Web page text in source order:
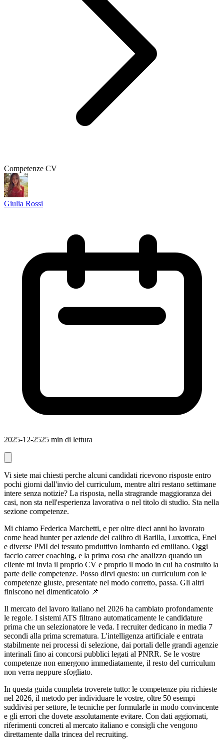
Competenze CV
Giulia Rossi
2025-12-2525 min di lettura
Vi siete mai chiesti perche alcuni candidati ricevono risposte entro
pochi giorni dall'invio del curriculum, mentre altri restano settimane
intere senza notizie? La risposta, nella stragrande maggioranza dei
casi, non sta nell'esperienza lavorativa o nel titolo di studio. Sta nella
sezione competenze.
Mi chiamo Federica Marchetti, e per oltre dieci anni ho lavorato
come head hunter per aziende del calibro di Barilla, Luxottica, Enel
e diverse PMI del tessuto produttivo lombardo ed emiliano. Oggi
faccio career coaching, e la prima cosa che analizzo quando un
cliente mi invia il proprio CV e proprio il modo in cui ha costruito la
parte delle competenze. Posso dirvi questo: un curriculum con le
competenze giuste, presentate nel modo corretto, passa. Gli altri
finiscono nel dimenticatoio 📌
Il mercato del lavoro italiano nel 2026 ha cambiato profondamente
le regole. I sistemi ATS filtrano automaticamente le candidature
prima che un selezionatore le veda. I recruiter dedicano in media 7
secondi alla prima scrematura. L'intelligenza artificiale e entrata
stabilmente nei processi di selezione, dai portali delle grandi agenzie
interinali fino ai concorsi pubblici legati al PNRR. Se le vostre
competenze non emergono immediatamente, il resto del curriculum
non verra neppure sfogliato.
In questa guida completa troverete tutto: le competenze piu richieste
nel 2026, il metodo per individuare le vostre, oltre 50 esempi
suddivisi per settore, le tecniche per formularle in modo convincente
e gli errori che dovete assolutamente evitare. Con dati aggiornati,
riferimenti concreti al mercato italiano e consigli che vengono
direttamente dalla trincea del recruiting.